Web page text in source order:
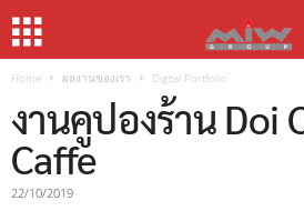
Home ผลงานของเรา Digital Portfolio
งานคูปองร้าน Doi
Caffe
22/10/2019